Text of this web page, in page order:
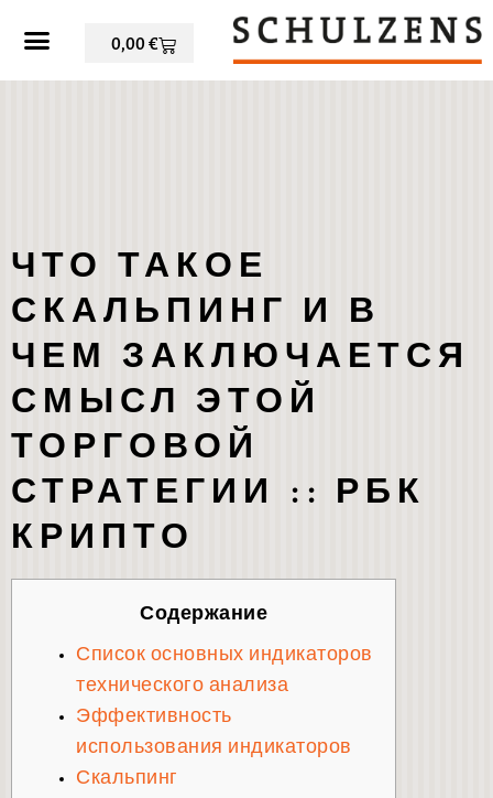
0,00€
ЧТО ТАКОЕ
СКАЛЬПИНГ И В
ЧЕМ ЗАКЛЮЧАЕТСЯ
СМЫСЛ ЭТОЙ
ТОРГОВОЙ
СТРАТЕГИИ :: РБК
КРИПТО
Содержание
Список основных индикаторов
технического анализа
Эффективность
использования индикаторов
Скальпинг